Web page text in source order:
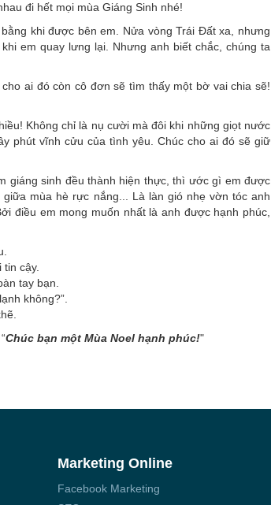
đi hết mọi mùa Giáng Sinh nhé!
khi được bên em. Nửa vòng Trái Đất xa, nhưng
em quay lưng lại. Nhưng anh biết chắc, chúng ta
ai đó còn cô đơn sẽ tìm thấy một bờ vai chia sẽ!
Không chỉ là nụ cười mà đôi khi những giọt nước
phút vĩnh cửu của tình yêu. Chúc cho ai đó sẽ giữ
giáng sinh đều thành hiện thực, thì ước gì em được
mùa hè rực nắng... Là làn gió nhẹ vờn tóc anh
điều em mong muốn nhất là anh được hạnh phúc,
tin cậy.
tay bạn.
không?”.
Chúc bạn một Mùa Noel hạnh phúc!"
Marketing Online
Facebook Marketing